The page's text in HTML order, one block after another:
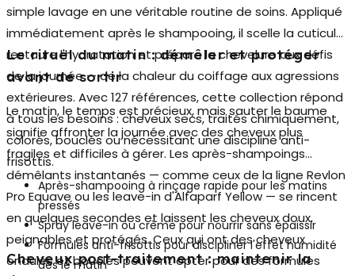
simple lavage en une véritable routine de soins. Appliqué
immédiatement après le shampooing, il scelle la cuticule,
restaure l'hydratation et prépare la chevelure aux défis
de la journée — de la chaleur du coiffage aux agressions
extérieures. Avec 127 références, cette collection répond
à tous les besoins : cheveux secs, traités chimiquement,
colorés, bouclés ou nécessitant une discipline anti-
frisottis.
Le rituel du matin : démêler et protéger
avant de sortir
Le matin, le temps est précieux, mais sauter le baume
signifie affronter la journée avec des cheveux plus
fragiles et difficiles à gérer. Les après-shampoings
démêlants instantanés — comme ceux de la ligne Revlon
Pro Equave ou les leave-in d'Alfaparf Yellow — se rincent
en quelques secondes et laissent les cheveux doux,
peignables et protégés. Ceux qui ont des cheveux
ondulés et bouclés peuvent opter pour des formules
Après-shampooing à rinçage rapide pour les matins
pressés
Spray leave-in ou crème pour nourrir sans épaissir
Formules anti-frisottis pour discipliner l'effet humidité
dès le matin
Cheveux post-traitement : maintenir la